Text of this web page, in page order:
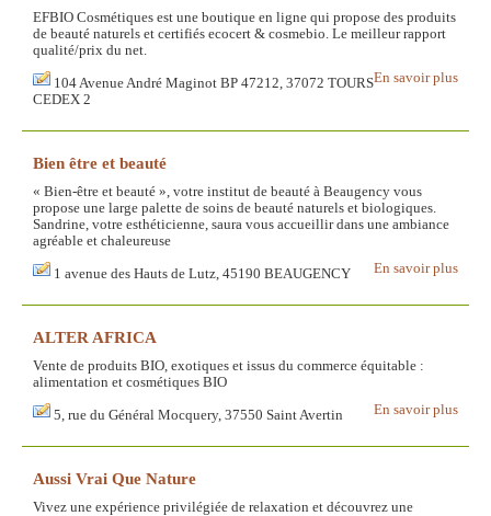
EFBIO Cosmétiques est une boutique en ligne qui propose des produits
de beauté naturels et certifiés ecocert & cosmebio. Le meilleur rapport
qualité/prix du net.
En savoir plus
104 Avenue André Maginot BP 47212, 37072 TOURS
CEDEX 2
Bien être et beauté
« Bien-être et beauté », votre institut de beauté à Beaugency vous
propose une large palette de soins de beauté naturels et biologiques.
Sandrine, votre esthéticienne, saura vous accueillir dans une ambiance
agréable et chaleureuse
En savoir plus
1 avenue des Hauts de Lutz, 45190 BEAUGENCY
ALTER AFRICA
Vente de produits BIO, exotiques et issus du commerce équitable :
alimentation et cosmétiques BIO
En savoir plus
5, rue du Général Mocquery, 37550 Saint Avertin
Aussi Vrai Que Nature
Vivez une expérience privilégiée de relaxation et découvrez une